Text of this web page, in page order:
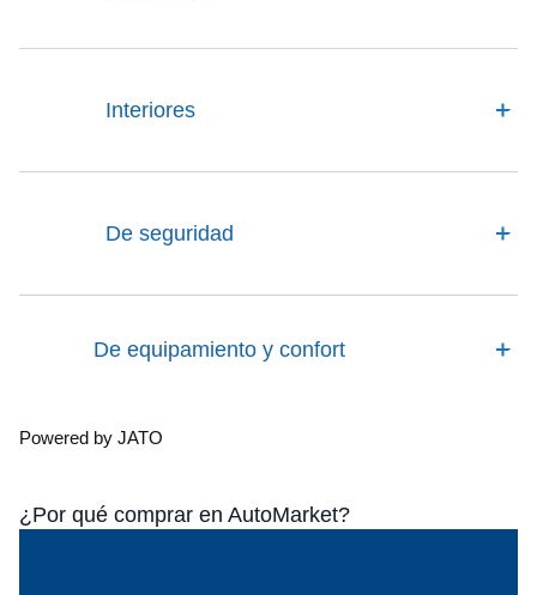
Interiores
De seguridad
De equipamiento y confort
Powered by JATO
¿Por qué comprar en AutoMarket?